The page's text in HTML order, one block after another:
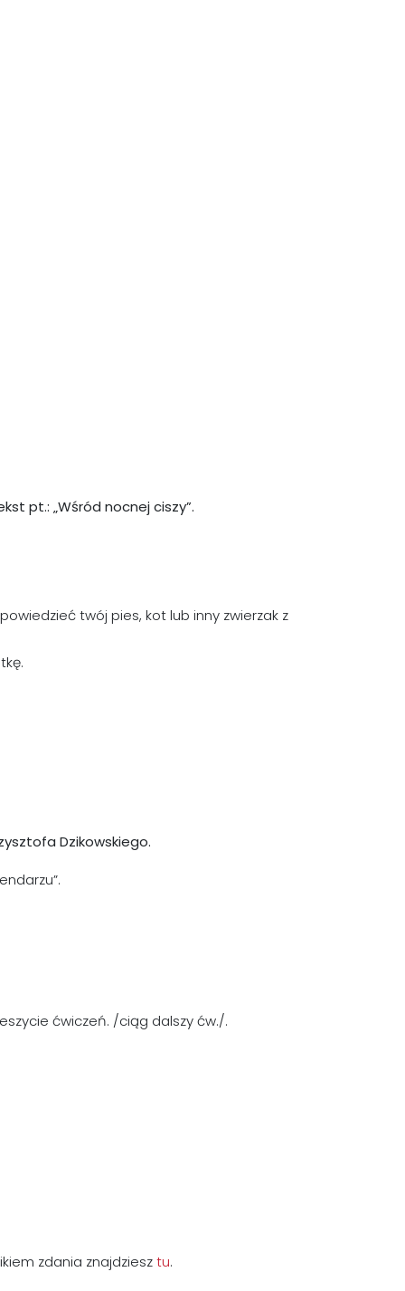
pt.: „Wśród nocnej ciszy”.
twój pies, kot lub inny zwierzak z
Dzikowskiego.
ćwiczeń. /ciąg dalszy ćw./.
zdania znajdziesztu.